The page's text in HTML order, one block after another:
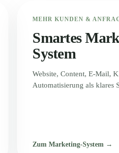
MEHR KUNDEN &
Smartes
System
Website, Content, E-Mail,
Automatisierung als klares
Zum Marketing-System →